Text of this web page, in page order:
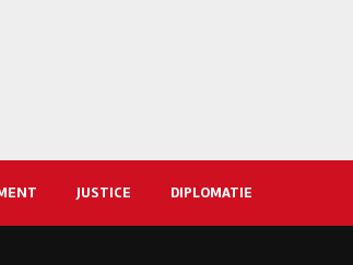
JUSTICE DIPLOMATIE